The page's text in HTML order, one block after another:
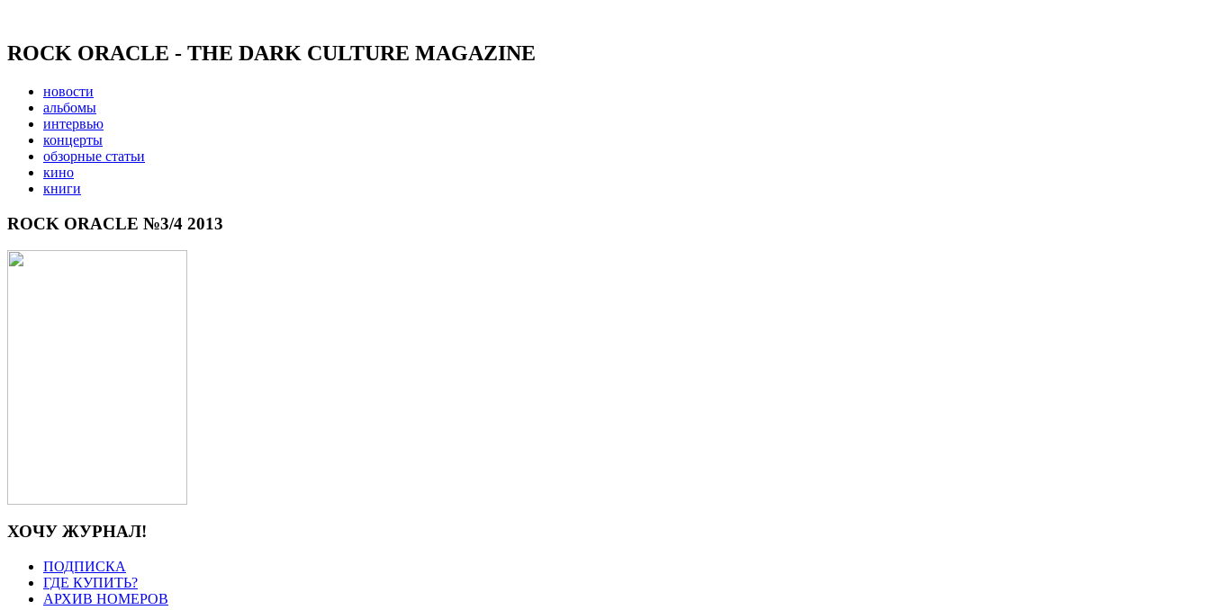
ROCK ORACLE - THE DARK CULTURE MAGAZINE
новости
альбомы
интервью
концерты
обзорные статьи
кино
книги
ROCK ORACLE №3/4 2013
ХОЧУ ЖУРНАЛ!
ПОДПИСКА
ГДЕ КУПИТЬ?
АРХИВ НОМЕРОВ